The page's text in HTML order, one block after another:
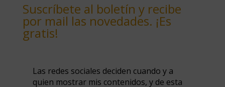
Suscríbete al boletín y recibe
por mail las novedades. ¡Es
gratis!
Las redes sociales deciden cuando y a
quien mostrar mis contenidos, y de esta